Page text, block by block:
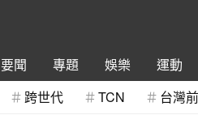
要聞 專題 娛樂 運動
跨世代 TCN 台灣